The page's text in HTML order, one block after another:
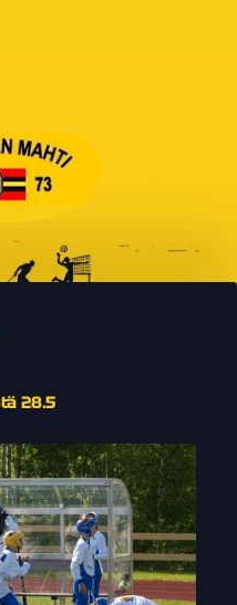
Mahti
28.5